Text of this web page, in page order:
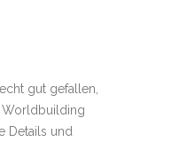
gut gefallen,
Worldbuilding
Details und